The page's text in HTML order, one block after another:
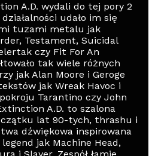
A.D. wydali do tej pory 2
udało im się
tuzami metalu jak
Testament, Suicidal
czy Fit For An
tak wiele różnych
jak Alan Moore i Geroge
jak Wreak Havoc i
Tarantino czy John
A.D. to szalona
lat 90-tych, thrashu i
dźwiękowa inspirowana
jak Machine Head,